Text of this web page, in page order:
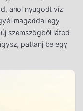
ahol nyugodt víz
magaddal egy
szemszögből látod
pattanj be egy